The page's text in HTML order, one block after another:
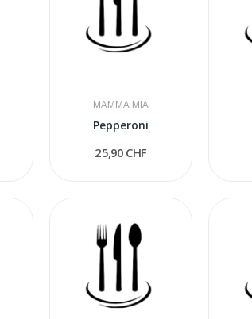
MAMMA MIA
Pepperoni
25,90 CHF